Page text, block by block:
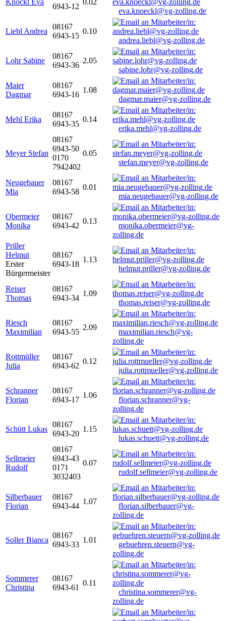
Knöckl Eva
6943-12
0.02
eva.knoeckl@vg-zolling.de
Liebl Andrea
08167
6943-15
0.10
andrea.liebl@vg-zolling.de
Lohr Sabine
08167
6943-36
2.05
sabine.lohr@vg-zolling.de
Maier
Dagmar
08167
6943-16
1.08
dagmar.maier@vg-zolling.de
Mehl Erika
08167
6943-35
0.14
erika.mehl@vg-zolling.de
Meyer Stefan
08167
6943-50
0170
7942402
0.05
stefan.meyer@vg-zolling.de
Neugebauer
Mia
08167
6943-58
0.01
mia.neugebauer@vg-zolling.de
Obermeier
Monika
08167
6943-42
0.13
monika.obermeier@vg-
zolling.de
Priller
Helmut
Erster
Bürgermeister
08167
6943-18
1.13
helmut.priller@vg-zolling.de
Reiser
Thomas
08167
6943-34
1.09
thomas.reiser@vg-zolling.de
Riesch
Maximilian
08167
6943-55
2.09
maximilian.riesch@vg-
zolling.de
Rottmüller
Julia
08167
6943-62
0.12
julia.rottmueller@vg-zolling.de
Schranner
Florian
08167
6943-17
1.06
florian.schranner@vg-
zolling.de
Schütt Lukas
08167
6943-20
1.15
lukas.schuett@vg-zolling.de
Sellmeier
Rudolf
08167
6943-43
0171
3032403
0.07
rudolf.sellmeier@vg-zolling.de
Silberbauer
Florian
08167
6943-44
1.07
florian.silberbauer@vg-
zolling.de
Soller Bianca
08167
6943-33
1.01
gebuehren.steuern@vg-
zolling.de
Sommerer
Christina
08167
6943-61
0.11
christina.sommerer@vg-
zolling.de